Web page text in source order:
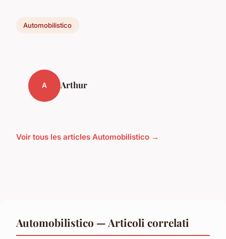
Automobilistico
A Arthur
Voir tous les articles Automobilistico →
Automobilistico — Articoli correlati